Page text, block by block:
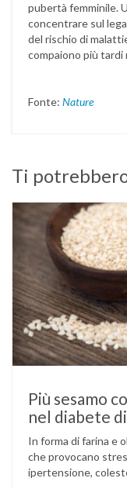
pubertà femminile.
concentrare sul
del rischio di
compaiono più tardi
Fonte: Nature
Ti
Più sesamo
nel diabete
In forma di farina e
che provocano
ipertensione,